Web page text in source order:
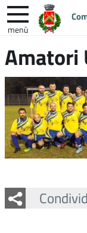
menù
nel
sito
Amatori
Facebook
Twitter
Whatsapp